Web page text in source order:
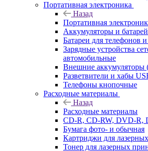
Портативная электроника
Назад
Портативная
Аккумуляторы и
Батареи для телефонов
Зарядные устройства
автомобильные
Внешние аккумуляторы
Разветвители и хабы
Телефоны кнопочные
Расходные материалы
Назад
Расходные материалы
CD-R, CD-RW, DVD-R,
Бумага фото- и обычная
Картриджи для
Тонер для лазерных